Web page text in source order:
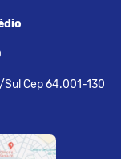
Cep 64.001-130